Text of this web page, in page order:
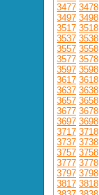
3477 3478
3497 3498
3517 3518
3537 3538
3557 3558
3577 3578
3597 3598
3617 3618
3637 3638
3657 3658
3677 3678
3697 3698
3717 3718
3737 3738
3757 3758
3777 3778
3797 3798
3817 3818